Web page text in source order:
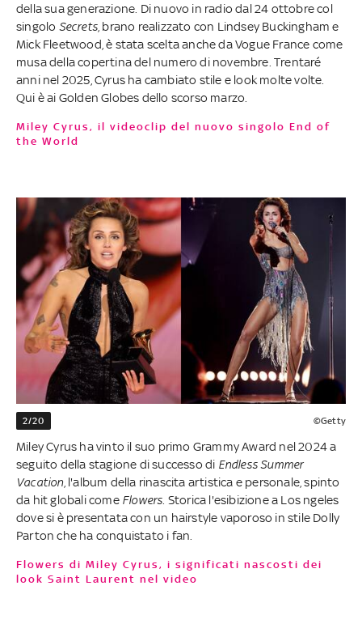
della sua generazione. Di nuovo in radio dal 24 ottobre col
singolo Secrets , brano realizzato con Lindsey Buckingham e
Mick Fleetwood, è stata scelta anche da Vogue France come
musa della copertina del numero di novembre. Trentaré
anni nel 2025, Cyrus ha cambiato stile e look molte volte.
Qui è ai Golden Globes dello scorso marzo.
Miley Cyrus, il videoclip del nuovo singolo End of
the World
2/20 ©Getty
Miley Cyrus ha vinto il suo primo Grammy Award nel 2024 a
seguito della stagione di successo di Endless Summer
Vacation, l'album della rinascita artistica e personale, spinto
da hit globali come Flowers . Storica l'esibizione a Los ngeles
dove si è presentata con un hairstyle vaporoso in stile Dolly
Parton che ha conquistato i fan.
Flowers di Miley Cyrus, i significati nascosti dei
look Saint Laurent nel video